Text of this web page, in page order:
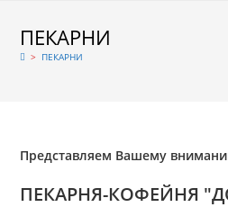
ПЕКАРНИ
> ПЕКАРНИ
Представляем Вашему
ПЕКАРНЯ-КОФЕЙНЯ